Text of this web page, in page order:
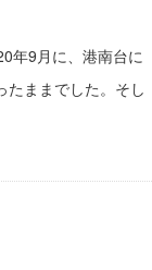
年9月に、港南台に
たままでした。そし